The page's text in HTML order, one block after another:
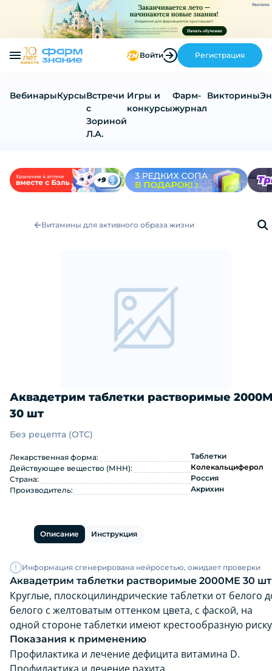
Реклама
Войти Регистрация
ВебинарыКурсыВстречи
с
Зориной
Л.А.
Игры и
конкурсы
Фарм-
журнал
Викторины
Витамины для активного образа жизни
Аквадетрим таблетки растворимые
30 шт
Аквадетрим таблетки
Без рецепта (OTC)
Лекарственная форма:
Таблетки
Действующее вещество (МНН):
Колекальциферол
Страна:
Россия
Производитель:
Акрихин
Описание Инструкция
Информация сгенерирована нейросетью, ожидает проверки
Аквадетрим таблетки растворимые 2000МЕ 30 шт
Круглые, плоскоцилиндрические таблетки от белого
белого с желтоватым оттенком цвета, с фаской, на
одной стороне таблетки имеют крестообразную
Показания к применению
Профилактика и лечение дефицита витамина D.